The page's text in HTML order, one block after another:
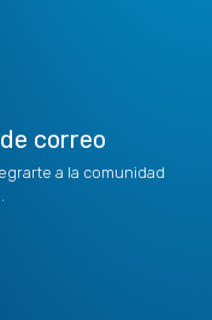
correo
a la comunidad